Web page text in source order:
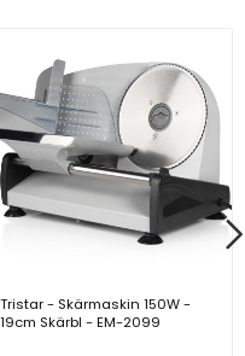
Tristar - Skärmaskin 150W -
19cm Skärbl - EM-2099